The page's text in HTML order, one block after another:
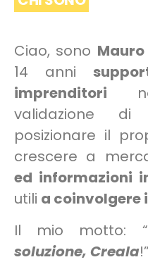
Ciao, sono
14 anni
imprenditori
validazione
posizionare il
crescere a
ed informazioni
utili a coinvolgere
Il mio motto: “
soluzione, Creala!”